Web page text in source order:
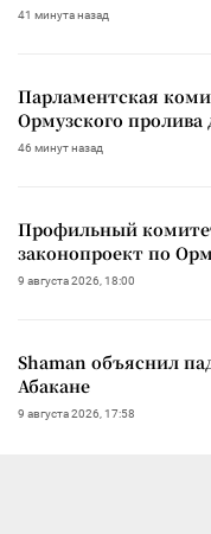
41 минута назад
Парламентская
Ормузского
46 минут назад
Профильный
законопроект по
9 августа 2026, 18:00
Shaman объяснил
Абакане
9 августа 2026, 17:58